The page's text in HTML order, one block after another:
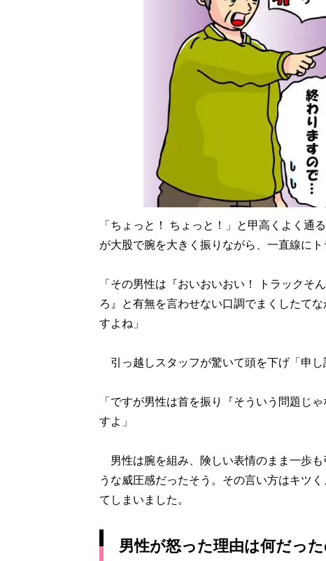
「ちょっと！ ちょっと！」と甲高くよく通
が大股で腕を大きく振りながら、一直線にト
「その男性は『おいおいおい！ トラックそ
ろ』と有無を言わせない口調でまくしたて
すよね」
引っ越しスタッフが驚いて頭を下げ「申し
「ですが男性は首を振り『そういう問題じ
すよ」
男性は腕を組み、険しい表情のまま一歩
うな威圧感だったそう。その言い方はキツ
てしまいました。
男性が怒った理由は何だっ